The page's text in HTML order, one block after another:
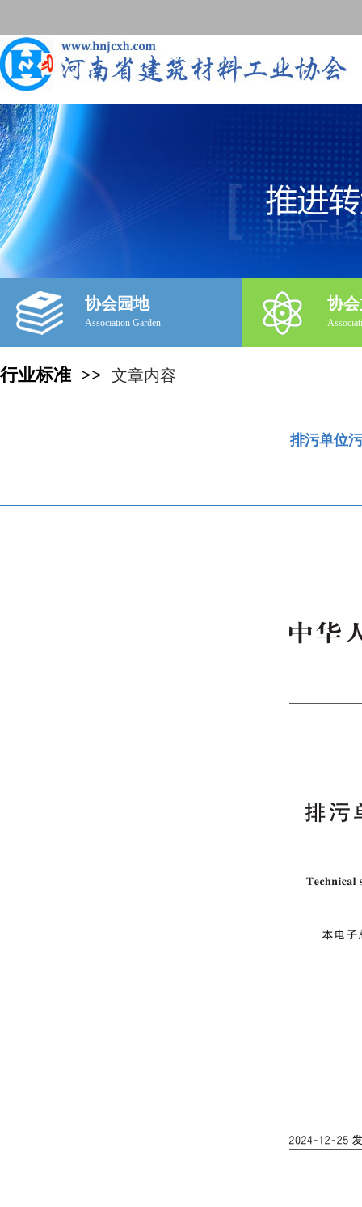
协会园地
Association Garden
协
行业标准 >> 文章内容
排污单位